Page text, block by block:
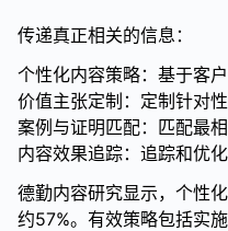
传递真正相关的信息：
个性化内容策略：基于客
价值主张定制：定制针对
案例与证明匹配：匹配最
内容效果追踪：追踪和优
德勤内容研究显示，个性
约57%。有效策略包括实